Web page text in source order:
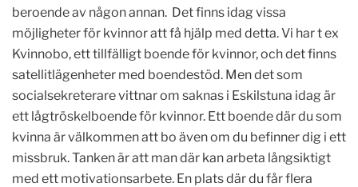
beroende av någon annan. Det finns idag vissa
möjligheter för kvinnor att få hjälp med detta. Vi har t ex
Kvinnobo, ett tillfälligt boende för kvinnor, och det finns
satellitlägenheter med boendestöd. Men det som
socialsekreterare vittnar om saknas i Eskilstuna idag är
ett lågtröskelboende för kvinnor. Ett boende där du som
kvinna är välkommen att bo även om du befinner dig i ett
missbruk. Tanken är att man där kan arbeta långsiktigt
med ett motivationsarbete. En plats där du får flera